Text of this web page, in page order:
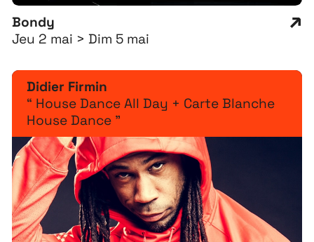
Bondy
Jeu 2 mai > Dim 5 mai
Didier Firmin
“ House Dance All Day + Carte Blanche
House Dance ”